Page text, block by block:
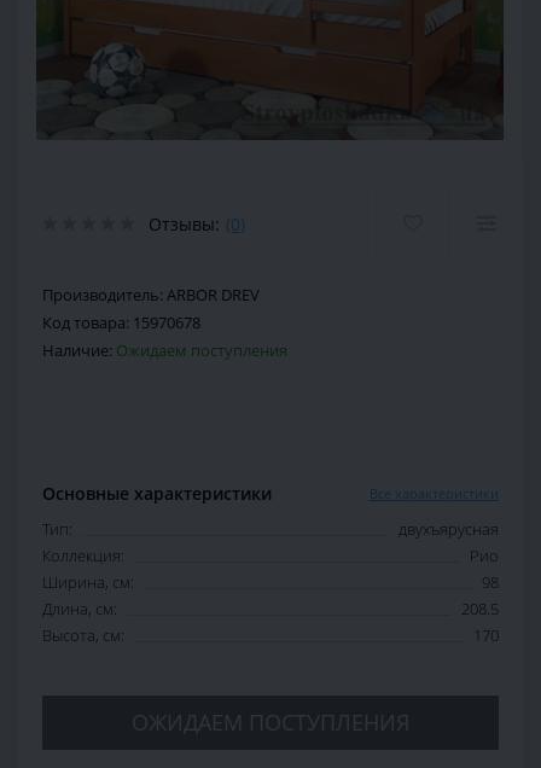
Отзывы: (0)
Производитель: ARBOR DREV
Код товара: 15970678
Наличие: Ожидаем поступления
Основные характеристики Все характеристики
Тип:
двухъярусная
Коллекция:
Рио
Ширина, см:
98
Длина, см:
208.5
Высота, см:
170
ОЖИДАЕМ ПОСТУПЛЕНИЯ